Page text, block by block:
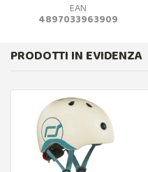
EAN
4897033963909
PRODOTTI IN EVIDENZA